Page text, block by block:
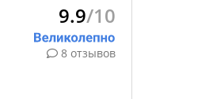
9.9/10
8 отзывов